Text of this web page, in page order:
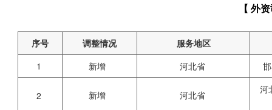
【 外
序号 调整情况
服务地区
1
新增 河北省
2 新增 河北省 河